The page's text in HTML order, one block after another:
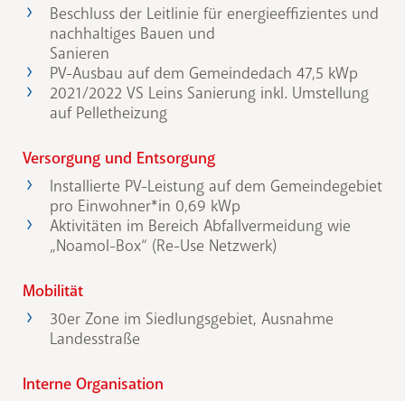
Beschluss der Leitlinie für energieeffizientes und
nachhaltiges Bauen und
Sanieren
PV-Ausbau auf dem Gemeindedach 47,5 kWp
2021/2022 VS Leins Sanierung inkl. Umstellung
auf Pelletheizung
Versorgung und Entsorgung
Installierte PV-Leistung auf dem Gemeindegebiet
pro Einwohner*in 0,69 kWp
Aktivitäten im Bereich Abfallvermeidung wie
„Noamol-Box“ (Re-Use Netzwerk)
Mobilität
30er Zone im Siedlungsgebiet, Ausnahme
Landesstraße
Interne Organisation